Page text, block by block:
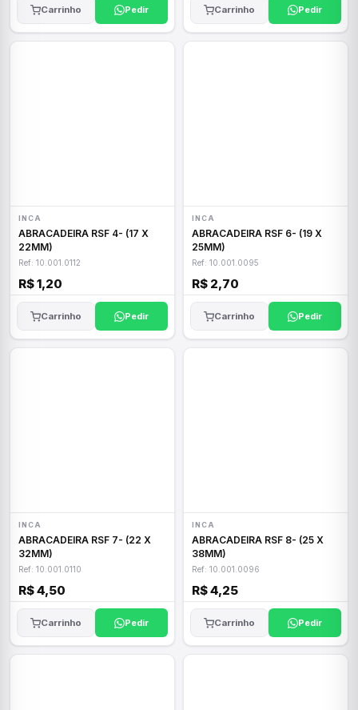
Carrinho Pedir Carrinho Pedir
INCA
ABRACADEIRA RSF 4- (17 X
22MM)
Ref: 10.001.0112
R$ 1,20
Carrinho Pedir
INCA
ABRACADEIRA RSF 6- (19 X
25MM)
Ref: 10.001.0095
R$ 2,70
Carrinho Pedir
INCA
ABRACADEIRA RSF 7- (22 X
32MM)
Ref: 10.001.0110
R$ 4,50
Carrinho Pedir
INCA
ABRACADEIRA RSF 8- (25 X
38MM)
Ref: 10.001.0096
R$ 4,25
Carrinho Pedir